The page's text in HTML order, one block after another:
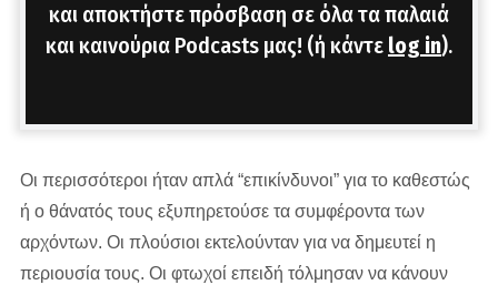
και αποκτήστε πρόσβαση σε όλα τα παλαιά
και καινούρια Podcasts μας! (ή κάντε log in).
Οι περισσότεροι ήταν απλά “επικίνδυνοι” για το καθεστώς
ή ο θάνατός τους εξυπηρετούσε τα συμφέροντα των
αρχόντων. Οι πλούσιοι εκτελούνταν για να δημευτεί η
περιουσία τους. Οι φτωχοί επειδή τόλμησαν να κάνουν